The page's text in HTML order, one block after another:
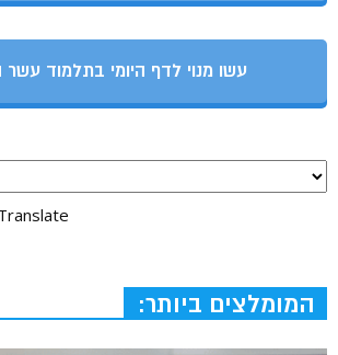
עשו מנוי לדף היומי בתלמוד עשר
המומלצים ביותר: